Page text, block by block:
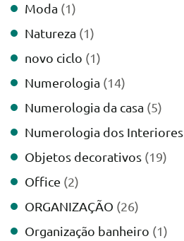
Moda (1)
Natureza (1)
novo ciclo (1)
Numerologia (14)
Numerologia da casa (5)
Numerologia dos Interiores
Objetos decorativos (19)
Office (2)
ORGANIZAÇÃO (26)
Organização banheiro (1)